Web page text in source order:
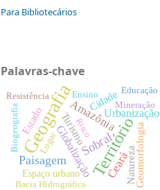
Para Bibliotecários
Palavras-chave
Geografia Território
Sobral
Paisagem Ceará
Amazônia
Globalização
Urbanização
Geomorfologia
Turismo
Cidade
Natureza
Estado
Espaço urbano
Lugar
Bacia Hidrográfica
Resistência
Risco
Biogeografia Mineração
Educação
Ensino